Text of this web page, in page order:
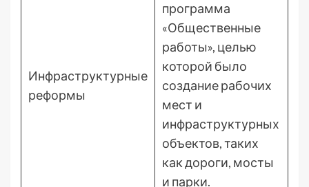
Инфраструктурные
реформы
программа
«Общественные
работы», целью
которой было
создание рабочих
мест и
инфраструктурных
объектов, таких
как дороги, мосты
и парки.